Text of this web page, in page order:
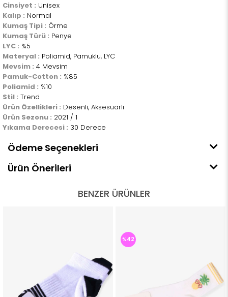
Cinsiyet : Unisex
Kalıp : Normal
Kumaş Tipi : Örme
Kumaş Türü : Penye
LYC : %5
Materyal : Poliamid, Pamuklu, LYC
Mevsim : 4 Mevsim
Pamuk-Cotton : %85
Poliamid : %10
Stil : Trend
Ürün Özellikleri : Desenli, Aksesuarlı
Ürün Sezonu : 2021 / 1
Yıkama Derecesi : 30 Derece
Ödeme Seçenekleri
Ürün Önerileri
BENZER ÜRÜNLER
%42